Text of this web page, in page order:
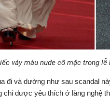
váy màu nude cô mặc trong
đi và dường như sau scandal
chỉ được yêu thích ở làng nghệ